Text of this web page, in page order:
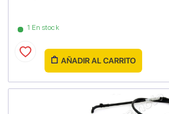
1 En stock
AÑADIR AL CARRITO